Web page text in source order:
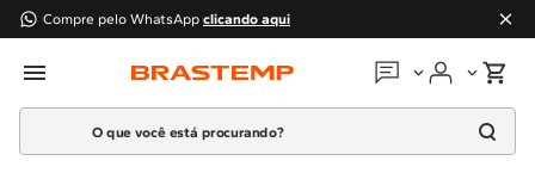
Compre pelo WhatsApp clicando aqui
Em que podemos
O que você está procurando?